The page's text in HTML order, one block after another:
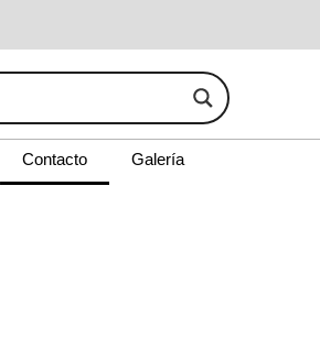
Contacto Galería